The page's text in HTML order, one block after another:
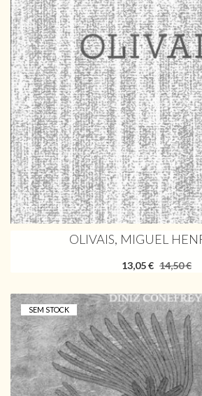
OLIVAIS, MIGUEL
13,05 € 14,50 €
SEM STOCK